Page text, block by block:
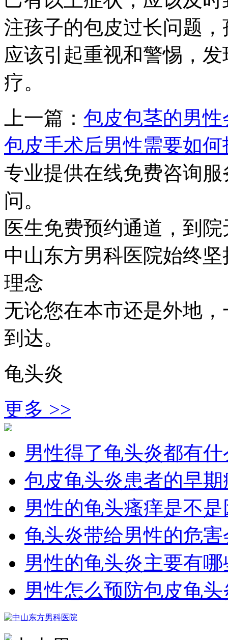
注孩子的包皮过长问题
应该引起重视和警惕，
疗。
上一篇： 包皮包茎的男
包皮手术后男性需要如何
专业提供在线免费咨询
问。
医生免费预约通道，到
中山东方男科医院始终
理念
无论您在本市还是外地
到达。
龟头炎
更多 >>
男性得了龟头炎都有
包皮龟头炎患者的早
男性的龟头瘙痒是不
龟头炎带给男性的危
男性的龟头炎主要有
男性怎么预防包皮龟